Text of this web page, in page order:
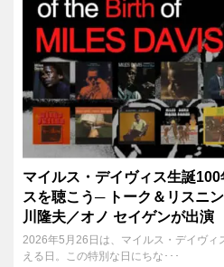
マイルス・デイヴィス生誕
スを聴こう─ トーク＆リスニ
川隆夫／オノ セイゲンが出演
2026年5月26日は、マイルス・デイヴィ
える日。この特別な日にちな･･･